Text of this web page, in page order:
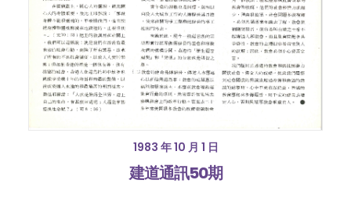
1983 年 10 月 1 日
建道通訊50期